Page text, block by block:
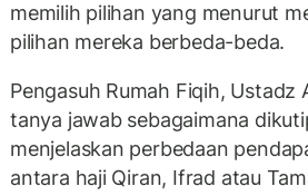
memilih pilihan yang menurut
pilihan mereka berbeda-beda.
Pengasuh Rumah Fiqih,
tanya jawab sebagaimana
menjelaskan perbedaan
antara haji Qiran, Ifrad atau